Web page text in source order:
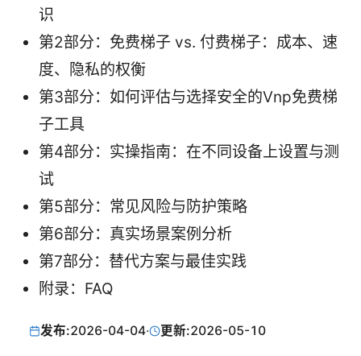
识
第2部分：免费梯子 vs. 付费梯子：成本、速
度、隐私的权衡
第3部分：如何评估与选择安全的Vnp免费梯
子工具
第4部分：实操指南：在不同设备上设置与测
试
第5部分：常见风险与防护策略
第6部分：真实场景案例分析
第7部分：替代方案与最佳实践
附录：FAQ
发布:2026-04-04· 更新:2026-05-10